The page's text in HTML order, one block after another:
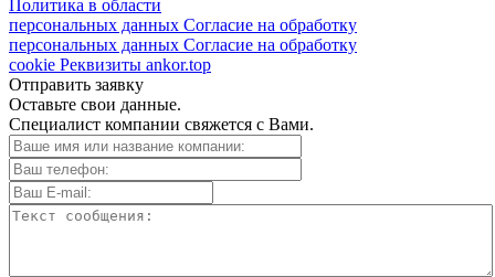
Политика в области
персональных данных Согласие на обработку
персональных данных Согласие на обработку
cookie Реквизиты ankor.top
Отправить заявку
Оставьте свои данные.
Специалист компании свяжется с Вами.